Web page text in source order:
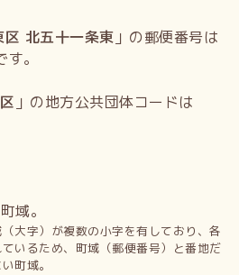
北五十一条東 」の郵便番号は
す。
」の地方公共団体コードは
域。
大字）が複数の小字を有しており、各
いるため、町域（郵便番号）と番地だ
町域。